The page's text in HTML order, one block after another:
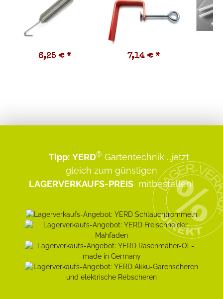
6,25 € * 7,14 € *
Tipp: YERD® Gartentechnik ...jetzt
gleich zum günstigen
LAGERVERKAUFS-PREIS mitbestellen!